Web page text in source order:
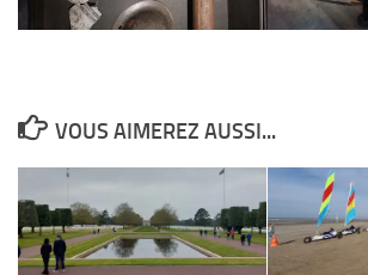
VOUS AIMEREZ AUSSI...